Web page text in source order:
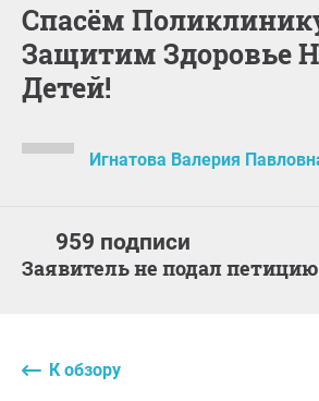
Спасём Поликлинику —
Защитим Здоровье
Детей!
Игнатова Валерия
959 подписи
Заявитель не подал
К обзору